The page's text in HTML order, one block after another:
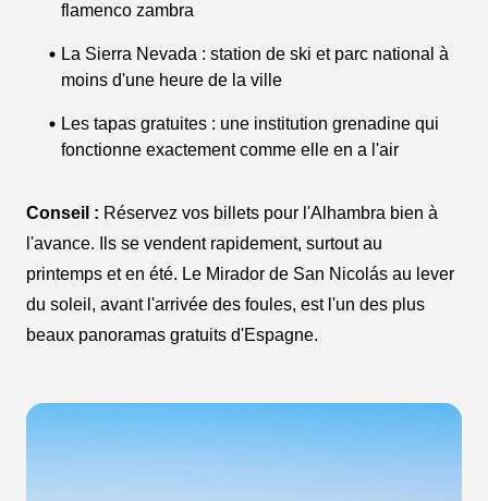
flamenco zambra
La Sierra Nevada : station de ski et parc national à
moins d'une heure de la ville
Les tapas gratuites : une institution grenadine qui
fonctionne exactement comme elle en a l'air
Conseil : Réservez vos billets pour l'Alhambra bien à
l'avance. Ils se vendent rapidement, surtout au
printemps et en été. Le Mirador de San Nicolás au lever
du soleil, avant l'arrivée des foules, est l'un des plus
beaux panoramas gratuits d'Espagne.